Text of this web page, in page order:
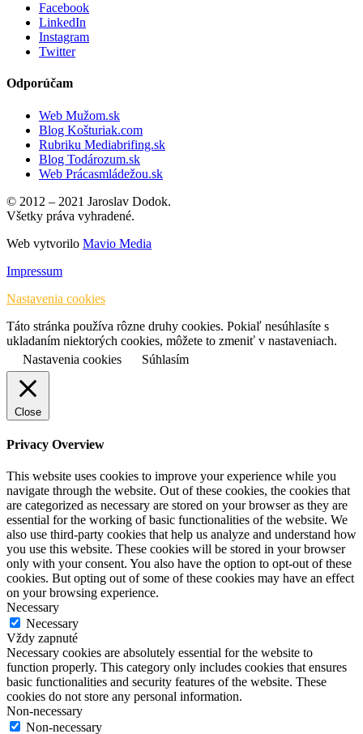
Facebook
LinkedIn
Instagram
Twitter
Odporúčam
Web Mužom.sk
Blog Košturiak.com
Rubriku Mediabrifing.sk
Blog Todározum.sk
Web Prácasmládežou.sk
© 2012 – 2021 Jaroslav Dodok.
Všetky práva vyhradené.
Web vytvorilo Mavio Media
Impressum
Nastavenia cookies
Táto stránka používa rôzne druhy cookies. Pokiaľ nesúhlasíte s
ukladaním niektorých cookies, môžete to zmeniť v nastaveniach.
Nastavenia cookies
Súhlasím
Close
Privacy Overview
This website uses cookies to improve your experience while you
navigate through the website. Out of these cookies, the cookies that
are categorized as necessary are stored on your browser as they are
essential for the working of basic functionalities of the website. We
also use third-party cookies that help us analyze and understand how
you use this website. These cookies will be stored in your browser
only with your consent. You also have the option to opt-out of these
cookies. But opting out of some of these cookies may have an effect
on your browsing experience.
Necessary
Necessary
Vždy zapnuté
Necessary cookies are absolutely essential for the website to
function properly. This category only includes cookies that ensures
basic functionalities and security features of the website. These
cookies do not store any personal information.
Non-necessary
Non-necessary